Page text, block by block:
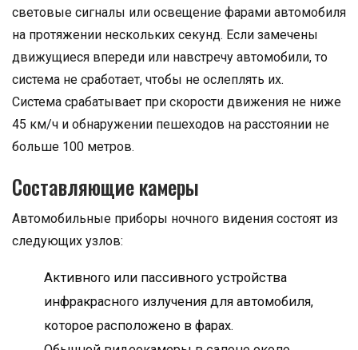
световые сигналы или освещение фарами автомобиля
на протяжении нескольких секунд. Если замечены
движущиеся впереди или навстречу автомобили, то
система не сработает, чтобы не ослеплять их.
Система срабатывает при скорости движения не ниже
45 км/ч и обнаружении пешеходов на расстоянии не
больше 100 метров.
Составляющие камеры
Автомобильные приборы ночного видения состоят из
следующих узлов:
Активного или пассивного устройства
инфракрасного излучения для автомобиля,
которое расположено в фарах.